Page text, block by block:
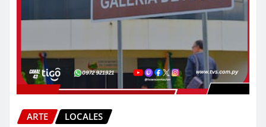
ARTE LOCALES